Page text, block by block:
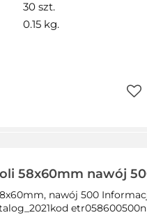
30 szt.
0.15 kg.
58x60mm nawój
nawój 500